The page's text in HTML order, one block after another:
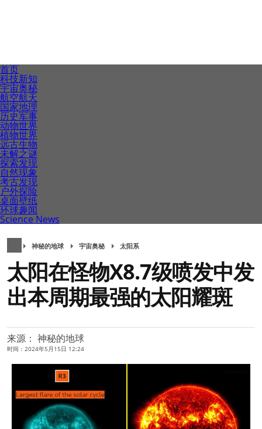
首页
科技新知
宇宙奥秘
航空航天
国家地理
历史军事
动物世界
植物世界
远古生物
未解之谜
探索发现
自然现象
考古发现
户外探险
桌面壁纸
环球趣闻
Science News
神秘的地球 宇宙奥秘 太阳系
太阳在怪物X8.7级喷发中发
出本周期最强的太阳耀斑
来源： 神秘的地球
时间：2024年5月15日 12:24